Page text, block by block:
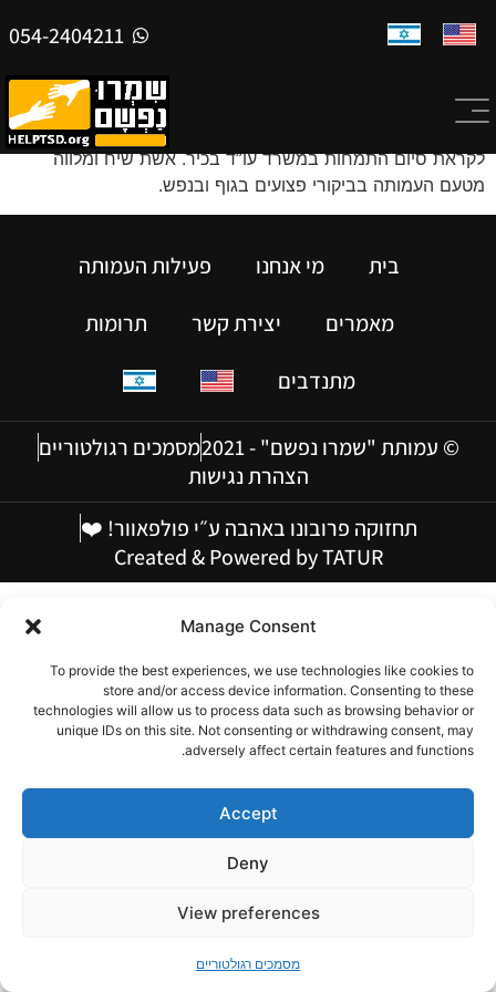
Manage Consent
To provide the best experiences, we use technologies like cookies to
store and/or access device information. Consenting to these
technologies will allow us to process data such as browsing behavior or
unique IDs on this site. Not consenting or withdrawing consent, may
adversely affect certain features and functions.
Accept
Deny
View preferences
מסמכים רגולטוריים
054-2404211
שני רייך
לקראת סיום התמחות במשרד עו”ד בכיר. אשת שיח ומלווה
מטעם העמותה בביקורי פצועים בגוף ובנפש.
בית מי אנחנו
פעילות העמותה
מאמרים
יצירת קשר
תרומות
מתנדבים
© עמותת "שמרו נפשם" - 2021
מסמכים רגולטוריים
הצהרת נגישות
תחזוקה פרובונו באהבה ע״י פולפאוור! ❤️
Created & Powered by TATUR